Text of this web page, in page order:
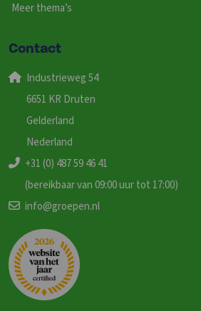
Meer thema’s
Contact
Industrieweg 54
6651 KR Druten
Gelderland
Nederland
+31 (0) 487 59 46 41
(bereikbaar van 09:00 uur tot 17:00)
info@groepen.nl